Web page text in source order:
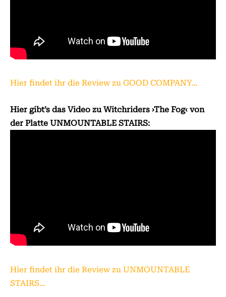
Hier findet ihr die Review zu GOOD COMPANY…
Hier gibt’s das Video zu Witchriders ›The Fog‹ von
der Platte UNMOUNTABLE STAIRS:
Hier findet ihr die Review zu UNMOUNTABLE
STAIRS…